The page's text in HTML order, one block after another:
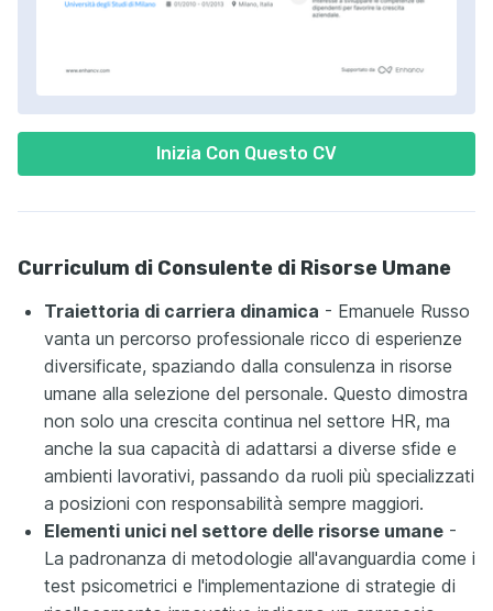
Inizia Con Questo CV
Curriculum di Consulente di Risorse Umane
Traiettoria di carriera dinamica - Emanuele Russo
vanta un percorso professionale ricco di esperienze
diversificate, spaziando dalla consulenza in risorse
umane alla selezione del personale. Questo dimostra
non solo una crescita continua nel settore HR, ma
anche la sua capacità di adattarsi a diverse sfide e
ambienti lavorativi, passando da ruoli più specializzati
a posizioni con responsabilità sempre maggiori.
Elementi unici nel settore delle risorse umane -
La padronanza di metodologie all'avanguardia come i
test psicometrici e l'implementazione di strategie di